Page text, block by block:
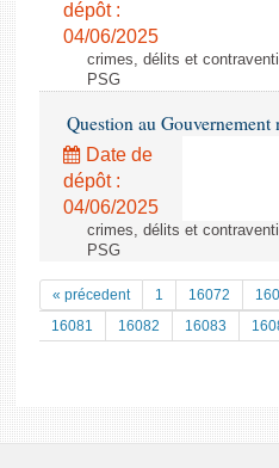
dépôt :
04/06/2025
crimes, délits et
PSG
Question au
Date de
dépôt :
04/06/2025
crimes, délits et
PSG
« précedent 1 16072
16081
16082 16083